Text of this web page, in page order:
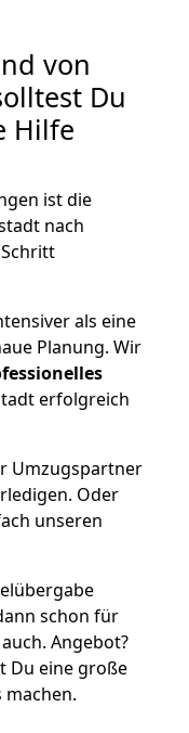
von
Du
Hilfe
ist die
nach
als eine
Planung. Wir
erfolgreich
Umzugspartner
Oder
unseren
schon für
Angebot?
Du eine große
machen.